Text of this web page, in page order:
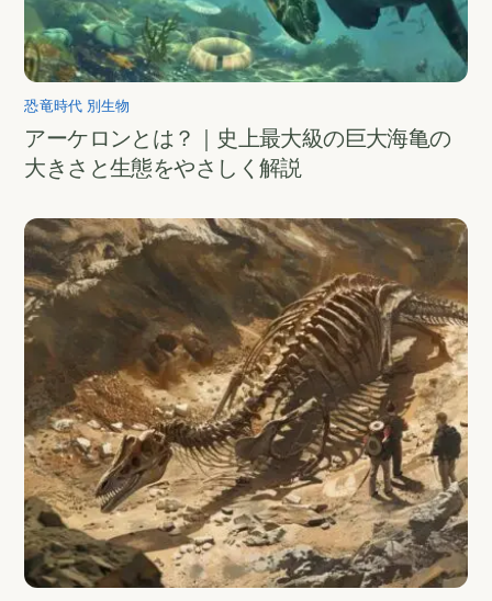
恐竜時代 別生物
アーケロンとは？｜史上最大級の巨大海亀の
大きさと生態をやさしく解説